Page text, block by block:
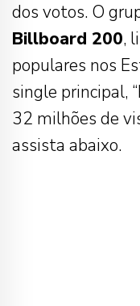
dos votos. O
Billboard 200,
populares nos
single principal,
32 milhões de
assista abaixo.